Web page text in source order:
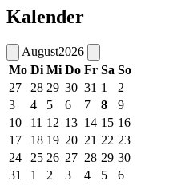
Kalender
August2026
Mo Di Mi Do Fr Sa So
27
28 29 30 31 1
2
3
4 5 6 7 8
9
10
11 12 13 14 15 16
17
18 19 20 21 22 23
24
25 26 27 28 29 30
31
1 2 3 4 5 6